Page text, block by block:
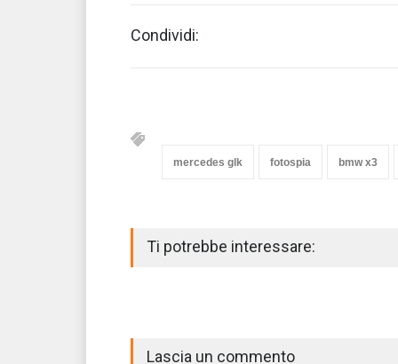
Condividi:
mercedes glk fotospia bmw x3
Ti potrebbe interessare:
Lascia un commento